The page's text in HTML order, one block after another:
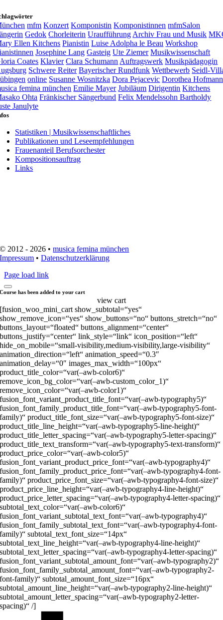
mfm Konzert Komponistin Komponistinnen mfmSalon
Gedok Chorleiterin Uraufführung Archiv Frau und Musik
Ellen Kitchens Pianistin Luise Adolpha le Beau Workshop
Josephine Lang Gasteig Ute Ziemer Musikwissenschaft
Coates Klavier Clara Schumann Auftragswerk Musikpädagogin
Schwere Reiter Bayerischer Rundfunk Wettbewerb Seidl-
online Susanne Wosnitzka Dora Pejacevic Dorothea Hofmann
femina münchen Emilie Mayer Jubiläum Dirigentin Kitchens
Ohta Fränkischer Sängerbund Felix Mendelssohn Bartholdy
Janulyte
Statistiken | Musikwissenschaftliches
Publikationen und Leseempfehlungen
Frauenanteil Berufsorchester
Kompositionsauftrag
Links
© 2012 - 2026 •musica femina münchen
Impressum •Datenschutzerklärung
Page load link
Course has been added to your cart
view cart
[fusion_woo_mini_cart show_subtotal=“yes“
show_remove_icon=“yes“ show_buttons=“no“ buttons_stretch=“no“
buttons_layout=“floated“ buttons_alignment=“center“
buttons_justify=“center“ link_style=“link“ icon_position=“left“
hide_on_mobile=“small-visibility,medium-visibility,large-visibility“
animation_direction=“left“ animation_speed=“0.3″
animation_delay=“0″ images_max_width=“100px“
product_title_color=“var(–awb-color6)“
remove_icon_bg_color=“var(–awb-custom_color_1)“
remove_icon_color=“var(–awb-color1)“
fusion_font_variant_product_title_font=“var(–awb-typography5)“
fusion_font_family_product_title_font=“var(–awb-typography5-font-
family)“ product_title_font_size=“var(–awb-typography5-font-size)“
product_title_line_height=“var(–awb-typography5-line-height)“
product_title_letter_spacing=“var(–awb-typography5-letter-spacing)“
product_title_text_transform=“var(–awb-typography5-text-transform)“
product_price_color=“var(–awb-color5)“
fusion_font_variant_product_price_font=“var(–awb-typography4)“
fusion_font_family_product_price_font=“var(–awb-typography4-font-
family)“ product_price_font_size=“var(–awb-typography4-font-size)“
product_price_line_height=“var(–awb-typography4-line-height)“
product_price_letter_spacing=“var(–awb-typography4-letter-spacing)“
subtotal_text_color=“var(–awb-color6)“
fusion_font_variant_subtotal_text_font=“var(–awb-typography4)“
fusion_font_family_subtotal_text_font=“var(–awb-typography4-font-
family)“ subtotal_text_font_size=“14px“
subtotal_text_line_height=“var(–awb-typography4-line-height)“
subtotal_text_letter_spacing=“var(–awb-typography4-letter-spacing)“
fusion_font_variant_subtotal_amount_font=“var(–awb-typography2)“
fusion_font_family_subtotal_amount_font=“var(–awb-typography2-
font-family)“ subtotal_amount_font_size=“16px“
subtotal_amount_line_height=“var(–awb-typography2-line-height)“
subtotal_amount_letter_spacing=“var(–awb-typography2-letter-
spacing)“ /]